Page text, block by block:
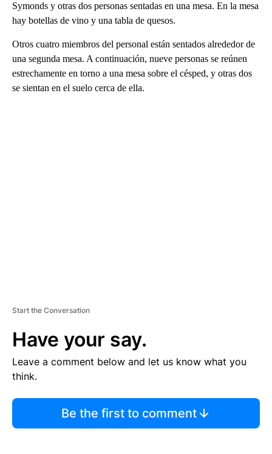
Symonds y otras dos personas sentadas en una mesa. En la mesa
hay botellas de vino y una tabla de quesos.
Otros cuatro miembros del personal están sentados alrededor de
una segunda mesa. A continuación, nueve personas se reúnen
estrechamente en torno a una mesa sobre el césped, y otras dos
se sientan en el suelo cerca de ella.
Start the Conversation
Have your say.
Leave a comment below and let us know what you
think.
Be the first to comment